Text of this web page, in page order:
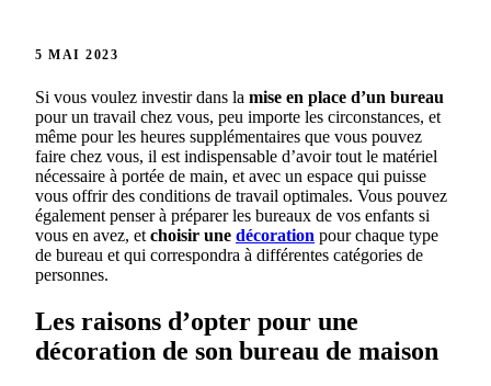
5 MAI 2023
Si vous voulez investir dans la mise en place d’un bureau
pour un travail chez vous, peu importe les circonstances, et
même pour les heures supplémentaires que vous pouvez
faire chez vous, il est indispensable d’avoir tout le matériel
nécessaire à portée de main, et avec un espace qui puisse
vous offrir des conditions de travail optimales. Vous pouvez
également penser à préparer les bureaux de vos enfants si
vous en avez, et choisir une décoration pour chaque type
de bureau et qui correspondra à différentes catégories de
personnes.
Les raisons d’opter pour une
décoration de son bureau de maison